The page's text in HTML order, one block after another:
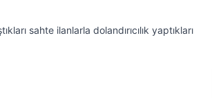
sahte ilanlarla dolandırıcılık yaptıkları